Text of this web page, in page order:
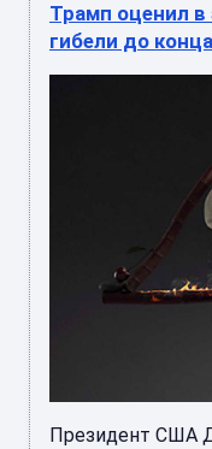
Трамп оценил в
гибели до
Президент США